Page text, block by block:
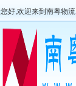
您好,欢迎来到南粤物